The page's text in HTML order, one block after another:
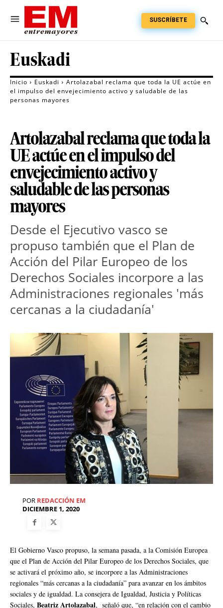
SUSCRÍBETE
Euskadi
Inicio Euskadi
Artolazabal reclama que toda la UE actúe en
el impulso del envejecimiento activo y saludable de las
personas mayores
Artolazabal reclama que toda la
UE actúe en el impulso del
envejecimiento activo y
saludable de las personas
mayores
Desde el Ejecutivo vasco se
propuso también que el Plan de
Acción del Pilar Europeo de los
Derechos Sociales incorpore a las
Administraciones regionales 'más
cercanas a la ciudadanía'
POR REDACCIÓN EM
DICIEMBRE 1, 2020
El Gobierno Vasco propuso, la semana pasada, a la Comisión Europea
que el Plan de Acción del Pilar Europeo de los Derechos Sociales, que
se activará el próximo año, se incorpore a las Administraciones
regionales “más cercanas a la ciudadanía” para avanzar en los ámbitos
sociales y de igualdad. La consejera de Igualdad, Justicia y Políticas
Sociales, Beatriz Artolazabal, señaló que, “en relación con el cambio